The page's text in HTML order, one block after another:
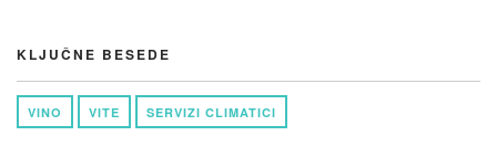
KLJUČNE BESEDE
VINO VITE SERVIZI CLIMATICI